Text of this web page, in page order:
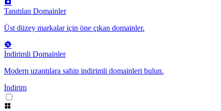
Tanıtılan Domainler
Üst düzey markalar için öne çıkan domainler.
İndirimli Domainler
Modern uzantılara sahip indirimli domainleri bulun.
İndirim